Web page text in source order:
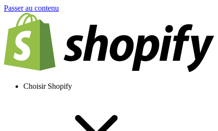
Passer au contenu
Choisir Shopify